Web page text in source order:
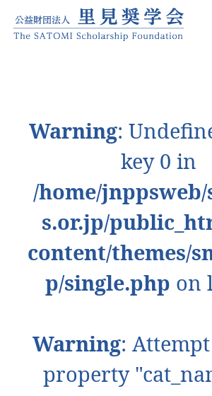
Warning:
key 0 in
/home/
s.or.jp/
content/themes/
p/single.php on
Warning:
property